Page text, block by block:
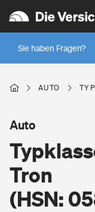
Sie haben Fragen?
Wer versichert was:
Regionalklassen:
Wer versichert was:
Wohnen
AUTO
Tron
(HSN:
Auto